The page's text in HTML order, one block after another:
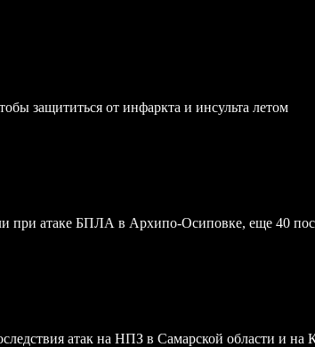
защититься от инфаркта и инсульта летом
при атаке БПЛА в Архипо-Осиповке, еще 40
атак на НПЗ в Самарской области и на